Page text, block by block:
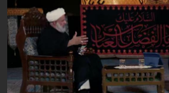
(عليه السلام) على أداء شعيرةٍ إيمانية، بل تحمل في